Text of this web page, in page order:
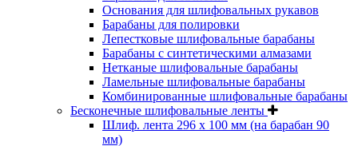
Основания для шлифовальных рукавов
Барабаны для полировки
Лепестковые шлифовальные барабаны
Барабаны с синтетическими алмазами
Нетканые шлифовальные барабаны
Ламельные шлифовальные барабаны
Комбинированные шлифовальные барабаны
Бесконечные шлифовальные ленты
Шлиф. лента 296 х 100 мм (на барабан 90
мм)